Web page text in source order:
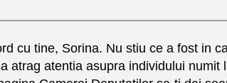
cu tine, Sorina. Nu stiu ce a fost in
atrag atentia asupra individului